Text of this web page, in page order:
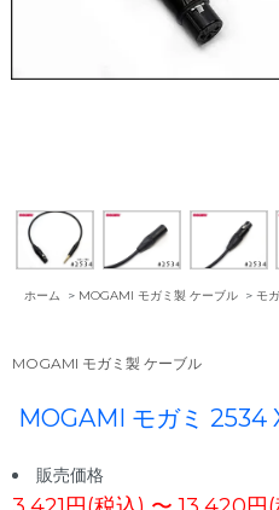
ホーム > MOGAMI モガミ製 ケーブル > モ
MOGAMI モガミ製 ケーブル
MOGAMI モガミ 2534
販売価格